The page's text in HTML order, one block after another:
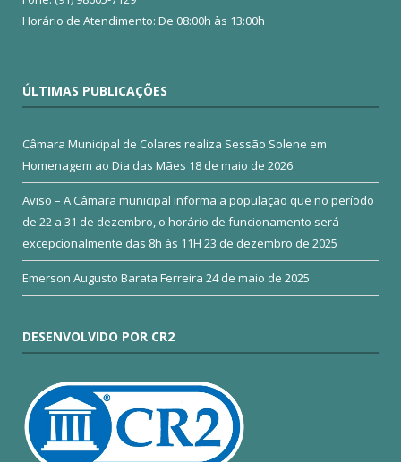
Horário de Atendimento: De 08:00h às 13:00h
ÚLTIMAS PUBLICAÇÕES
Câmara Municipal de Colares realiza Sessão Solene em
Homenagem ao Dia das Mães 18 de maio de 2026
Aviso – A Câmara municipal informa a população que no período
de 22 a 31 de dezembro, o horário de funcionamento será
excepcionalmente das 8h às 11H 23 de dezembro de 2025
Emerson Augusto Barata Ferreira 24 de maio de 2025
DESENVOLVIDO POR CR2